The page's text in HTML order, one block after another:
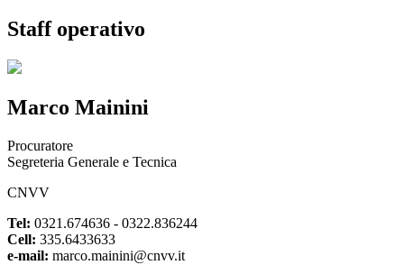
Staff operativo
Marco Mainini
Procuratore
Segreteria Generale e Tecnica
CNVV
Tel: 0321.674636 - 0322.836244
Cell: 335.6433633
e-mail: marco.mainini@cnvv.it